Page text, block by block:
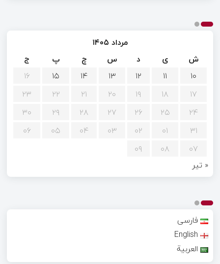
مرداد ۱۴۰۵
ش
ی د س چ پ
ج
۱۰
۱۱ ۱۲ ۱۳ ۱۴ ۱۵
۱۶
۱۷
۱۸ ۱۹ ۲۰ ۲۱ ۲۲
۲۳
۲۴
۲۵ ۲۶ ۲۷ ۲۸ ۲۹
۳۰
۳۱
۰۱ ۰۲ ۰۳ ۰۴ ۰۵
۰۶
۰۷
۰۸
۰۹
« تیر
فارسی
English
العربية